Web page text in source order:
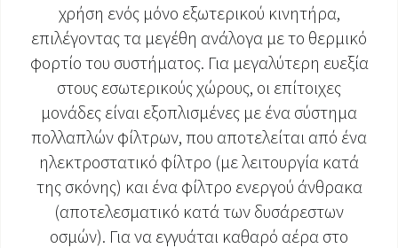
ΈΓΓΡΑΦΑ ΠΡΟΪΌΝΤΩΝ
χρήση ενός μόνο εξωτερικού κινητήρα,
επιλέγοντας τα μεγέθη ανάλογα με το θερμικό
φορτίο του συστήματος. Για μεγαλύτερη ευεξία
στους εσωτερικούς χώρους, οι επίτοιχες
μονάδες είναι εξοπλισμένες με ένα σύστημα
πολλαπλών φίλτρων, που αποτελείται από ένα
ηλεκτροστατικό φίλτρο (με λειτουργία κατά
της σκόνης) και ένα φίλτρο ενεργού άνθρακα
(αποτελεσματικό κατά των δυσάρεστων
οσμών). Για να εγγυάται καθαρό αέρα στο